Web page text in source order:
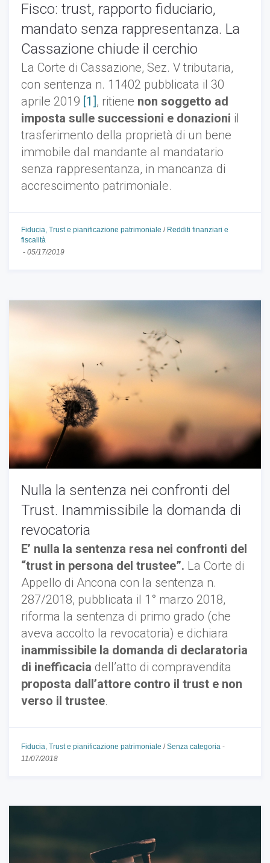
Fisco: trust, rapporto fiduciario,
mandato senza rappresentanza. La
Cassazione chiude il cerchio
La Corte di Cassazione, Sez. V tributaria,
con sentenza n. 11402 pubblicata il 30
aprile 2019 [1], ritiene non soggetto ad
imposta sulle successioni e donazioni il
trasferimento della proprietà di un bene
immobile dal mandante al mandatario
senza rappresentanza, in mancanza di
accrescimento patrimoniale.
Fiducia, Trust e pianificazione patrimoniale / Redditi finanziari e
fiscalità
- 05/17/2019
Nulla la sentenza nei confronti del
Trust. Inammissibile la domanda di
revocatoria
E’ nulla la sentenza resa nei confronti del
“trust in persona del trustee”. La Corte di
Appello di Ancona con la sentenza n.
287/2018, pubblicata il 1° marzo 2018,
riforma la sentenza di primo grado (che
aveva accolto la revocatoria) e dichiara
inammissibile la domanda di declaratoria
di inefficacia dell’atto di compravendita
proposta dall’attore contro il trust e non
verso il trustee.
Fiducia, Trust e pianificazione patrimoniale /Senza categoria -
11/07/2018